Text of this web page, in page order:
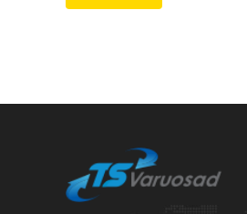
hind
hind